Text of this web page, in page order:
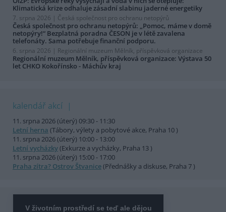
Klimatická krize odhaluje zásadní slabinu jaderné energetiky
7. srpna 2026 | Česká společnost pro ochranu netopýrů
Česká společnost pro ochranu netopýrů: „Pomoc, máme v domě
netopýry!“ Bezplatná poradna ČESON je v létě zavalena
telefonáty. Sama potřebuje finanční podporu.
6. srpna 2026 | Regionální muzeum Mělník, příspěvková organizace
Regionální muzeum Mělník, příspěvková organizace: Výstava 50
let CHKO Kokořínsko - Máchův kraj
kalendář akcí
11. srpna 2026 (úterý) 09:30 - 11:30
Letní herna (Tábory, výlety a pobytové akce, Praha 10 )
11. srpna 2026 (úterý) 10:00 - 13:00
Letní vycházky(Exkurze a vycházky, Praha 13 )
11. srpna 2026 (úterý) 15:00 - 17:00
Praha zítra? Ostrov Štvanice(Přednášky a diskuse, Praha 7 )